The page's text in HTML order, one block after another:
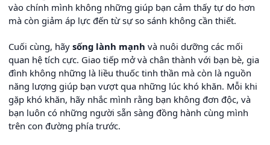
vào chính mình không những giúp bạn cảm thấy tự do hơn
mà còn giảm áp lực đến từ sự so sánh không cần thiết.
Cuối cùng, hãy sống lành mạnh và nuôi dưỡng các mối
quan hệ tích cực. Giao tiếp mở và chân thành với bạn bè, gia
đình không những là liều thuốc tinh thần mà còn là nguồn
năng lượng giúp bạn vượt qua những lúc khó khăn. Mỗi khi
gặp khó khăn, hãy nhắc mình rằng bạn không đơn độc, và
bạn luôn có những người sẵn sàng đồng hành cùng mình
trên con đường phía trước.